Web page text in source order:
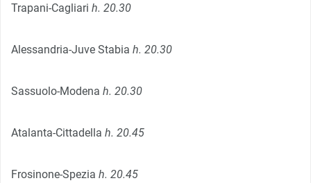
Trapani-Cagliari h. 20.30
Alessandria-Juve Stabia h. 20.30
Sassuolo-Modena h. 20.30
Atalanta-Cittadella h. 20.45
Frosinone-Spezia h. 20.45